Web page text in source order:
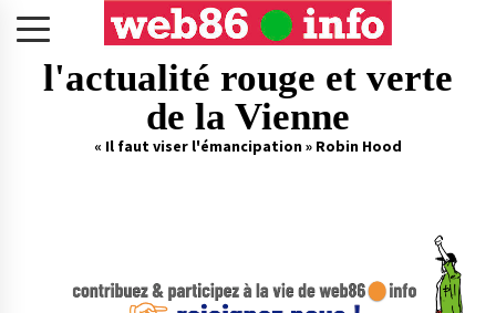
l'actualité rouge et verte
de la Vienne
« Il faut viser l'émancipation » Robin Hood